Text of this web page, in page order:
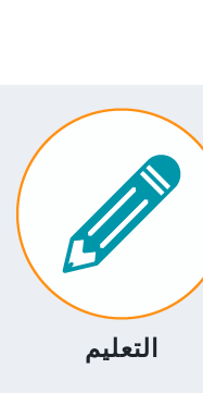
التعليم